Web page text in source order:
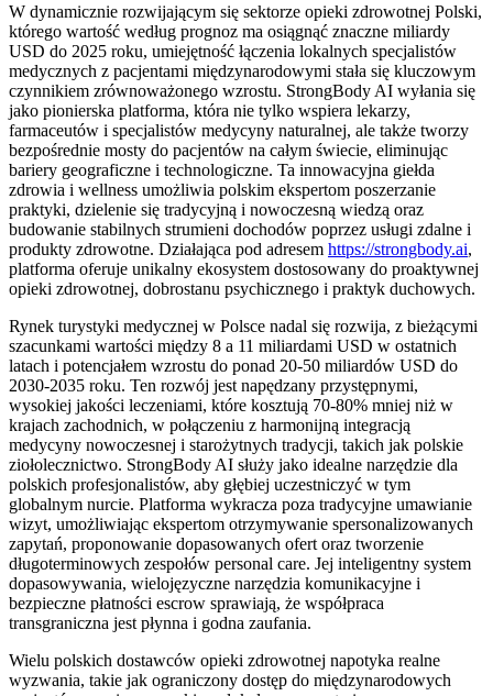
W dynamicznie rozwijającym się sektorze opieki zdrowotnej Polski,
którego wartość według prognoz ma osiągnąć znaczne miliardy
USD do 2025 roku, umiejętność łączenia lokalnych specjalistów
medycznych z pacjentami międzynarodowymi stała się kluczowym
czynnikiem zrównoważonego wzrostu. StrongBody AI wyłania się
jako pionierska platforma, która nie tylko wspiera lekarzy,
farmaceutów i specjalistów medycyny naturalnej, ale także tworzy
bezpośrednie mosty do pacjentów na całym świecie, eliminując
bariery geograficzne i technologiczne. Ta innowacyjna giełda
zdrowia i wellness umożliwia polskim ekspertom poszerzanie
praktyki, dzielenie się tradycyjną i nowoczesną wiedzą oraz
budowanie stabilnych strumieni dochodów poprzez usługi zdalne i
produkty zdrowotne. Działająca pod adresem https://strongbody.ai,
platforma oferuje unikalny ekosystem dostosowany do proaktywnej
opieki zdrowotnej, dobrostanu psychicznego i praktyk duchowych.
Rynek turystyki medycznej w Polsce nadal się rozwija, z bieżącymi
szacunkami wartości między 8 a 11 miliardami USD w ostatnich
latach i potencjałem wzrostu do ponad 20-50 miliardów USD do
2030-2035 roku. Ten rozwój jest napędzany przystępnymi,
wysokiej jakości leczeniami, które kosztują 70-80% mniej niż w
krajach zachodnich, w połączeniu z harmonijną integracją
medycyny nowoczesnej i starożytnych tradycji, takich jak polskie
ziołolecznictwo. StrongBody AI służy jako idealne narzędzie dla
polskich profesjonalistów, aby głębiej uczestniczyć w tym
globalnym nurcie. Platforma wykracza poza tradycyjne umawianie
wizyt, umożliwiając ekspertom otrzymywanie spersonalizowanych
zapytań, proponowanie dopasowanych ofert oraz tworzenie
długoterminowych zespołów personal care. Jej inteligentny system
dopasowywania, wielojęzyczne narzędzia komunikacyjne i
bezpieczne płatności escrow sprawiają, że współpraca
transgraniczna jest płynna i godna zaufania.
Wielu polskich dostawców opieki zdrowotnej napotyka realne
wyzwania, takie jak ograniczony dostęp do międzynarodowych